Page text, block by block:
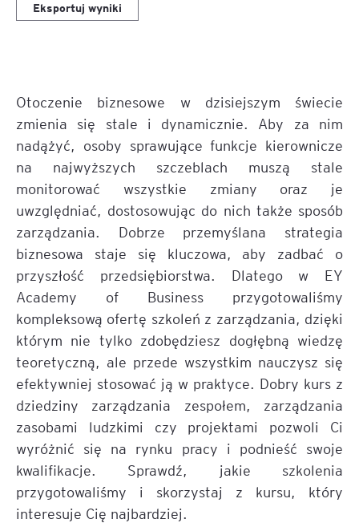
Eksportuj wyniki
Otoczenie biznesowe w dzisiejszym świecie
zmienia się stale i dynamicznie. Aby za nim
nadążyć, osoby sprawujące funkcje kierownicze
na najwyższych szczeblach muszą stale
monitorować wszystkie zmiany oraz je
uwzględniać, dostosowując do nich także sposób
zarządzania. Dobrze przemyślana strategia
biznesowa staje się kluczowa, aby zadbać o
przyszłość przedsiębiorstwa. Dlatego w EY
Academy of Business przygotowaliśmy
kompleksową ofertę szkoleń z zarządzania, dzięki
którym nie tylko zdobędziesz dogłębną wiedzę
teoretyczną, ale przede wszystkim nauczysz się
efektywniej stosować ją w praktyce. Dobry kurs z
dziedziny zarządzania zespołem, zarządzania
zasobami ludzkimi czy projektami pozwoli Ci
wyróżnić się na rynku pracy i podnieść swoje
kwalifikacje. Sprawdź, jakie szkolenia
przygotowaliśmy i skorzystaj z kursu, który
interesuje Cię najbardziej.